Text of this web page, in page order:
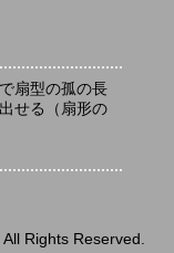
扇型の孤の長
せる（扇形の
Rights Reserved.